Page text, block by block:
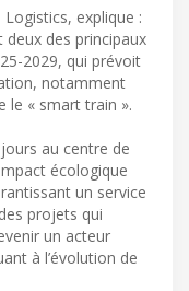
explique :
deux des principaux
2029, qui prévoit
notamment
le « smart train ».
au centre de
écologique
un service
projets qui
un acteur
à l’évolution de